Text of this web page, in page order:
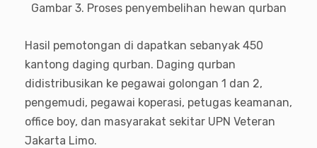
Gambar 3. Proses penyembelihan hewan qurban
Hasil pemotongan di dapatkan sebanyak 450
kantong daging qurban. Daging qurban
didistribusikan ke pegawai golongan 1 dan 2,
pengemudi, pegawai koperasi, petugas keamanan,
office boy, dan masyarakat sekitar UPN Veteran
Jakarta Limo.